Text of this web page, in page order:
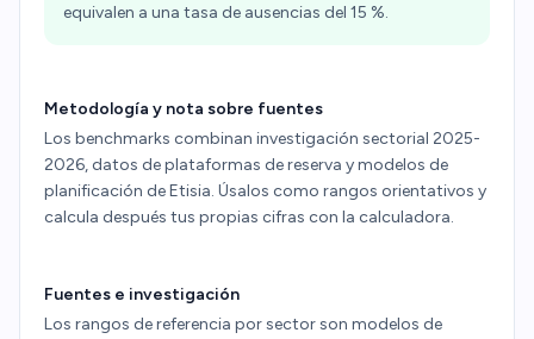
equivalen a una tasa de ausencias del 15 %.
Metodología y nota sobre fuentes
Los benchmarks combinan investigación sectorial 2025-
2026, datos de plataformas de reserva y modelos de
planificación de Etisia. Úsalos como rangos orientativos y
calcula después tus propias cifras con la calculadora.
Fuentes e investigación
Los rangos de referencia por sector son modelos de